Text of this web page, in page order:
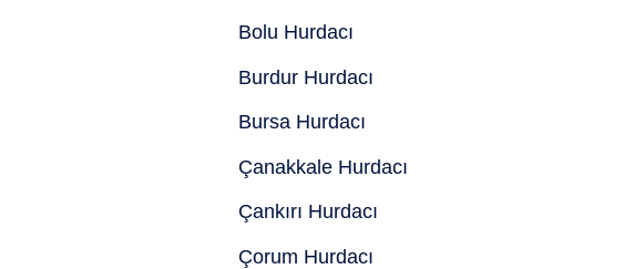
Bolu Hurdacı
Burdur Hurdacı
Bursa Hurdacı
Çanakkale Hurdacı
Çankırı Hurdacı
Çorum Hurdacı